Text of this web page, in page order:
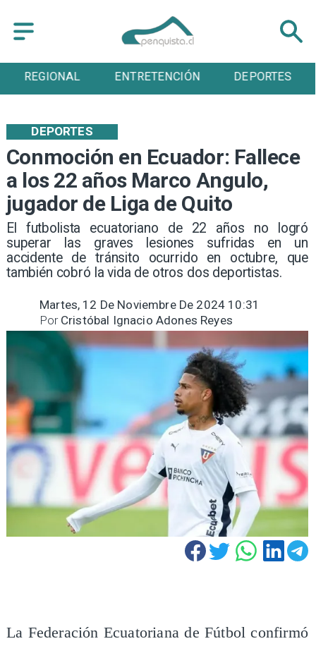
ENTRETENCIÓN DEPORTES CULTURA
Conmoción en Ecuador: Fallece
a los 22 años Marco Angulo,
jugador de Liga de Quito
​El futbolista ecuatoriano de 22 años no logró
superar las graves lesiones sufridas en un
accidente de tránsito ocurrido en octubre, que
también cobró la vida de otros dos deportistas.
DEPORTES
Martes, 12 De Noviembre De 2024 10:31
Cristóbal Ignacio Adones Reyes
Por
La Federación Ecuatoriana de Fútbol confirmó